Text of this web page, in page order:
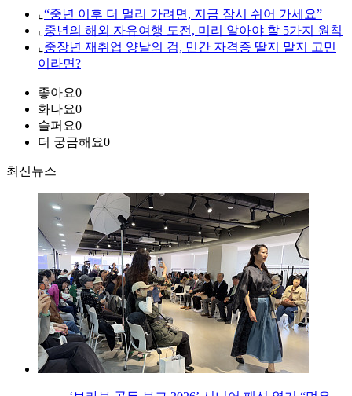
⌞ “중년 이후 더 멀리 가려면, 지금 잠시 쉬어 가세요”
⌞ 중년의 해외 자유여행 도전, 미리 알아야 할 5가지 원칙
⌞ 중장년 재취업 양날의 검, 민간 자격증 딸지 말지 고민
이라면?
좋아요0
화나요0
슬퍼요0
더 궁금해요0
최신뉴스